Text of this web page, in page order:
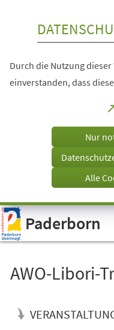
Visuelle
Assistenzsoftware
öffnen.
Durch die Nutzung
einverstanden, dass
Nur
Alle
Paderborn
AWO-Libori-